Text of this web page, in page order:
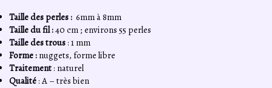
Taille des perles : 6mm à 8mm
Taille du fil :40 cm ; environs 55 perles
Taille des trous: 1 mm
Forme : nuggets, forme libre
Traitement: naturel
Qualité: A – très bien